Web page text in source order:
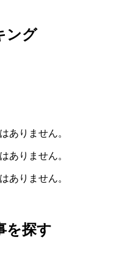
ング
ありません。
ありません。
ありません。
を探す